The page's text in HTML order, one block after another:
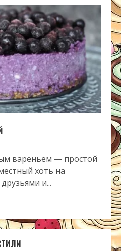
вареньем — простой
хоть на
и...